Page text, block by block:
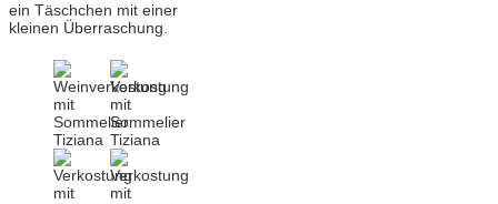
ein Täschchen mit einer
kleinen Überraschung.